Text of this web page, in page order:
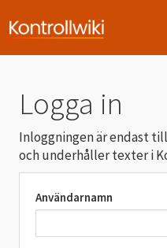
Logga in
Inloggningen är endast
och underhåller texter i
Användarnamn